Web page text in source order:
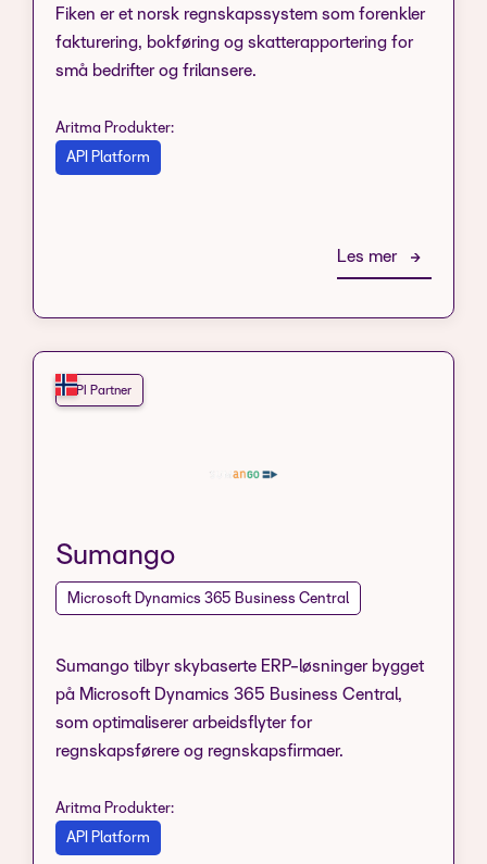
Fiken er et norsk regnskapssystem som forenkler
fakturering, bokføring og skatterapportering for
små bedrifter og frilansere.
Aritma Produkter:
API Platform
Les mer
API Partner
Sumango
Microsoft Dynamics 365 Business Central
Sumango tilbyr skybaserte ERP-løsninger bygget
på Microsoft Dynamics 365 Business Central,
som optimaliserer arbeidsflyter for
regnskapsførere og regnskapsfirmaer.
Aritma Produkter:
API Platform